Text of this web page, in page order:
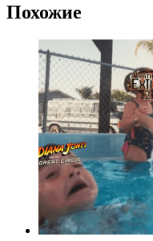
Похожие